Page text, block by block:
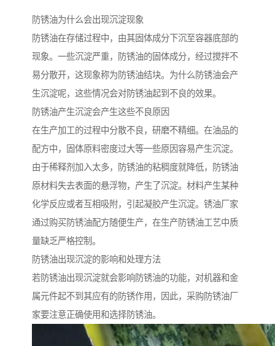
防锈油为什么会出现沉淀现象
防锈油在存储过程中，由其固体成分下沉至容器底部的
现象。一些沉淀严重，防锈油的固体成分，经过搅拌不
易分散开，这现象称为防锈油结块。为什么防锈油会产
生沉淀呢，这些情况会对防锈油起到不良的效果。
防锈油产生沉淀会产生这些不良原因
在生产加工的过程中分散不良，研磨不精细。在油品的
配方中，固体原料密度过大等一些原因容易产生沉淀。
由于稀释剂加入太多，防锈油的粘稠度就降低，防锈油
原材料失去表面的悬浮物，产生了沉淀。材料产生某种
化学反应或者互相吸附，引起凝胶产生沉淀。锈油厂家
通过购买防锈油配方随便生产，在生产防锈油工艺中质
量缺乏严格控制。
防锈油出现沉淀的影响和处理方法
若防锈油出现沉淀就会影响防锈油的功能，对机器和金
属元件起不到其应有的防锈作用，因此，采购防锈油厂
家要注意正确使用和选择防锈油。